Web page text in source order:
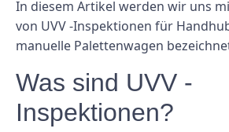
In diesem Artikel werden wir uns
von UVV -Inspektionen für
manuelle Palettenwagen
Was sind UVV -
Inspektionen?